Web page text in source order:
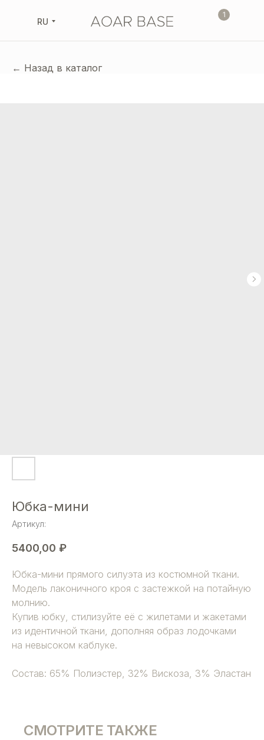
1
RU
← Назад в каталог
Юбка-мини
Артикул:
5400,00 ₽
Юбка-мини прямого силуэта из костюмной ткани.
Модель лаконичного кроя с застежкой на потайную
молнию.
Купив юбку, стилизуйте её с жилетами и жакетами
из идентичной ткани, дополняя образ лодочками
на невысоком каблуке.
Состав: 65% Полиэстер, 32% Вискоза, 3% Эластан
СМОТРИТЕ ТАКЖЕ